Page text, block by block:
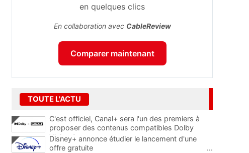
en quelques clics
En collaboration avec CableReview
Comparer maintenant
TOUTE L'ACTU
C'est officiel, Canal+ sera l'un des premiers à
proposer des contenus compatibles Dolby
Vision 2
Disney+ annonce étudier le lancement d'une
offre gratuite
...